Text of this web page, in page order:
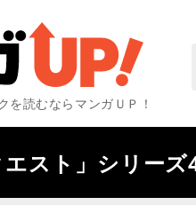
を読むならマンガＵＰ！
エスト」シリー